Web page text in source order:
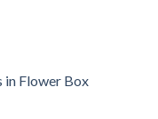
in Flower Box